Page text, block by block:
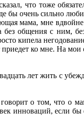
что тоже
бы очень сильно
мама, мне
без общения с ним,
кипела
ко мне. На
лет жить с
о том, что о
инноваций, если бы